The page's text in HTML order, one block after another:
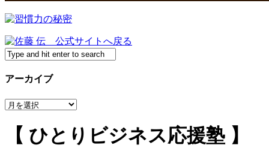
アーカイブ
ア
【 ひとりビジネス応援塾 】